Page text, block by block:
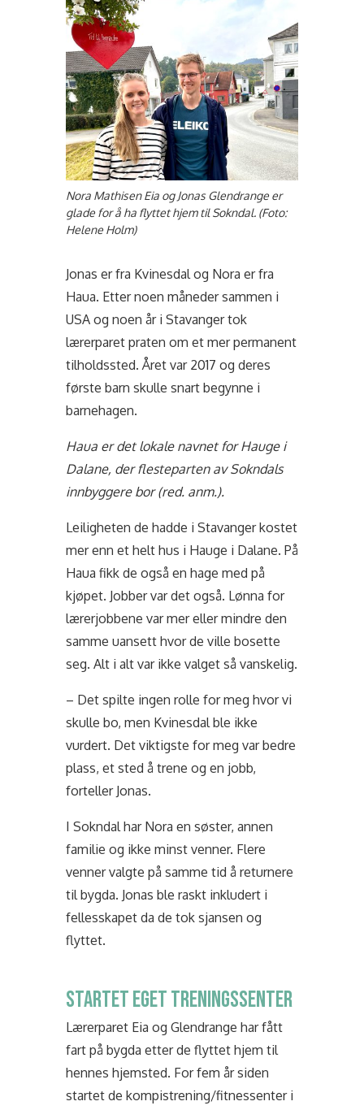
Nora Mathisen Eia og Jonas Glendrange er
glade for å ha flyttet hjem til Sokndal. (Foto:
Helene Holm)
Jonas er fra Kvinesdal og Nora er fra
Haua. Etter noen måneder sammen i
USA og noen år i Stavanger tok
lærerparet praten om et mer permanent
tilholdssted. Året var 2017 og deres
første barn skulle snart begynne i
barnehagen.
Haua er det lokale navnet for Hauge i
Dalane, der flesteparten av Sokndals
innbyggere bor (red. anm.).
Leiligheten de hadde i Stavanger kostet
mer enn et helt hus i Hauge i Dalane. På
Haua fikk de også en hage med på
kjøpet. Jobber var det også. Lønna for
lærerjobbene var mer eller mindre den
samme uansett hvor de ville bosette
seg. Alt i alt var ikke valget så vanskelig.
– Det spilte ingen rolle for meg hvor vi
skulle bo, men Kvinesdal ble ikke
vurdert. Det viktigste for meg var bedre
plass, et sted å trene og en jobb,
forteller Jonas.
I Sokndal har Nora en søster, annen
familie og ikke minst venner. Flere
venner valgte på samme tid å returnere
til bygda. Jonas ble raskt inkludert i
fellesskapet da de tok sjansen og
flyttet.
STARTET EGET TRENINGSSENTER
Lærerparet Eia og Glendrange har fått
fart på bygda etter de flyttet hjem til
hennes hjemsted. For fem år siden
startet de kompistrening/fitnessenter i